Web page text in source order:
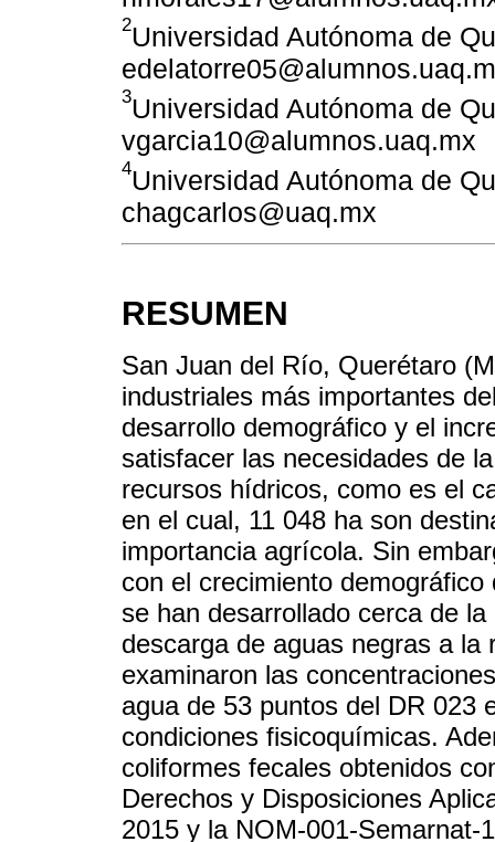
2Universidad Autónoma de
3Universidad Autónoma de
vgarcia10@alumnos.uaq.mx
4Universidad Autónoma de
chagcarlos@uaq.mx
RESUMEN
San Juan del Río, Querétaro
industriales más importantes
desarrollo demográfico y el
satisfacer las necesidades de
recursos hídricos, como es el
en el cual, 11 048 ha son
importancia agrícola. Sin
con el crecimiento
se han desarrollado cerca de
descarga de aguas negras a
examinaron las
agua de 53 puntos del DR 023
condiciones fisicoquímicas.
coliformes fecales obtenidos
Derechos y Disposiciones
2015 y la NOM-001-